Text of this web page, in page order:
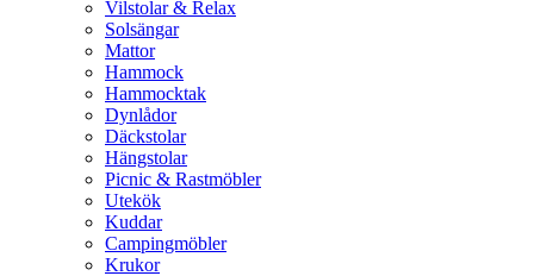
Vilstolar & Relax
Solsängar
Mattor
Hammock
Hammocktak
Dynlådor
Däckstolar
Hängstolar
Picnic & Rastmöbler
Utekök
Kuddar
Campingmöbler
Krukor